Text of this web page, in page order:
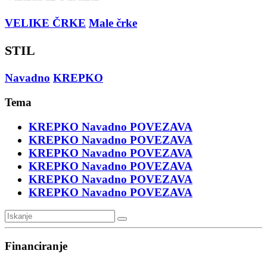
VELIKE ČRKE Male črke
STIL
Navadno KREPKO
Tema
KREPKO Navadno POVEZAVA
KREPKO Navadno POVEZAVA
KREPKO Navadno POVEZAVA
KREPKO Navadno POVEZAVA
KREPKO Navadno POVEZAVA
KREPKO Navadno POVEZAVA
Financiranje